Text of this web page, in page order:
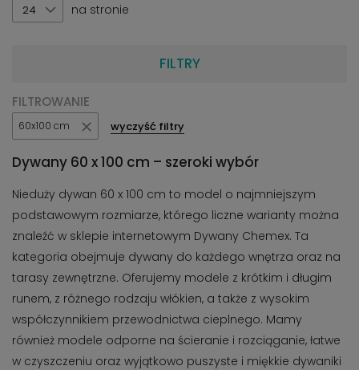
24 na stronie
FILTRY
FILTROWANIE
60x100 cm wyczyść filtry
Dywany 60 x 100 cm – szeroki wybór
Nieduży dywan 60 x 100 cm to model o najmniejszym
podstawowym rozmiarze, którego liczne warianty można
znaleźć w sklepie internetowym Dywany Chemex. Ta
kategoria obejmuje dywany do każdego wnętrza oraz na
tarasy zewnętrzne. Oferujemy modele z krótkim i długim
runem, z różnego rodzaju włókien, a także z wysokim
współczynnikiem przewodnictwa cieplnego. Mamy
również modele odporne na ścieranie i rozciąganie, łatwe
w czyszczeniu oraz wyjątkowo puszyste i miękkie dywaniki